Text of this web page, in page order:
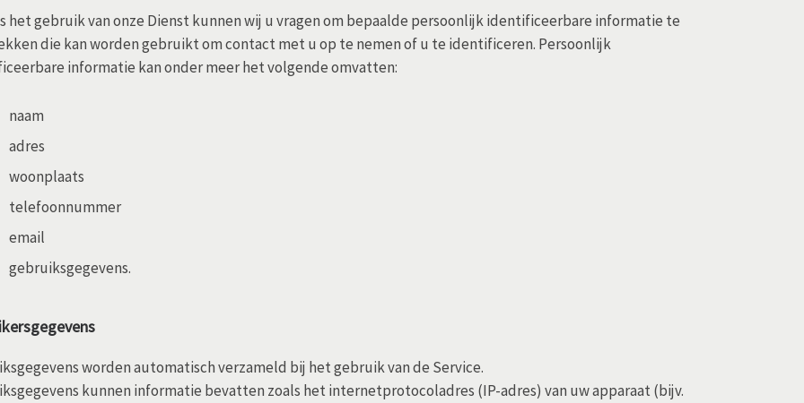
het gebruik van onze Dienst kunnen wij u vragen om bepaalde persoonlijk identificeerbare informatie te
die kan worden gebruikt om contact met u op te nemen of u te identificeren. Persoonlijk
informatie kan onder meer het volgende omvatten:
naam
adres
woonplaats
telefoonnummer
email
gebruiksgegevens.
worden automatisch verzameld bij het gebruik van de Service.
kunnen informatie bevatten zoals het internetprotocoladres (IP-adres) van uw apparaat (bijv.